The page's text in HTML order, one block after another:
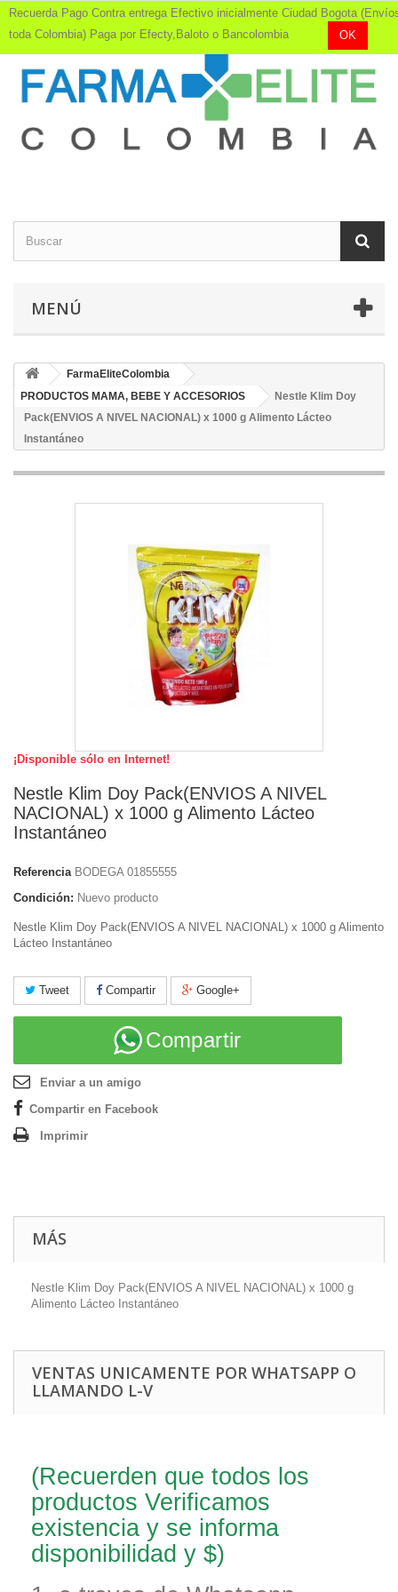
MENÚ
FarmaEliteColombia
PRODUCTOS MAMA, BEBE Y ACCESORIOS
Nestle Klim Doy
Pack(ENVIOS A NIVEL NACIONAL) x 1000 g Alimento Lácteo
Instantáneo
¡Disponible sólo en Internet!
Nestle Klim Doy Pack(ENVIOS A NIVEL
NACIONAL) x 1000 g Alimento Lácteo
Instantáneo
Referencia BODEGA 01855555
Condición: Nuevo producto
Nestle Klim Doy Pack(ENVIOS A NIVEL NACIONAL) x 1000 g Alimento
Lácteo Instantáneo
Tweet Compartir Google+
Compartir
Enviar a un amigo
Compartir en Facebook
Imprimir
MÁS
Nestle Klim Doy Pack(ENVIOS A NIVEL NACIONAL) x 1000 g
Alimento Lácteo Instantáneo
VENTAS UNICAMENTE POR WHATSAPP O
LLAMANDO L-V
(Recuerden que todos los
productos Verificamos
existencia y se informa
disponibilidad y $)
Recuerda Pago Contra entrega Efectivo inicialmente Ciudad Bogota
toda Colombia) Paga por Efecty,Baloto o Bancolombia
OK